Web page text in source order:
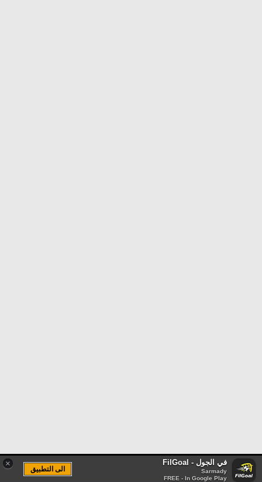
× في الجول - FilGoal
Sarmady
FREE - In Google Play
الى التطبيق